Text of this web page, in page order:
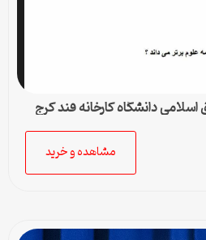
اسلامی دانشگاه کارخانه قند کرج
مشاهده و خرید